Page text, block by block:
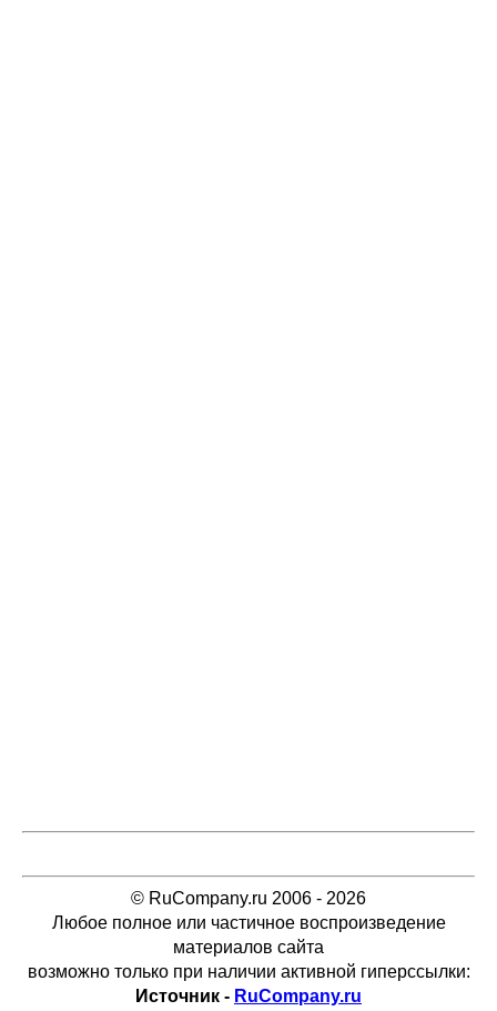
© RuCompany.ru 2006 - 2026
Любое полное или частичное воспроизведение
материалов сайта
возможно только при наличии активной гиперссылки:
Источник - RuCompany.ru